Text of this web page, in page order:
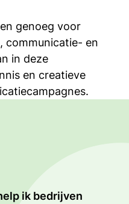
genoeg voor
communicatie- en
in deze
en creatieve
ik bedrijven
van de en